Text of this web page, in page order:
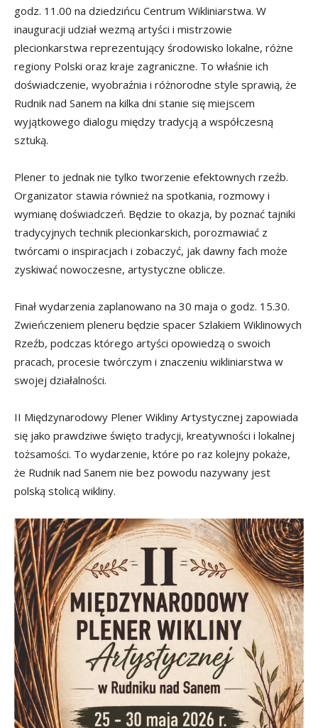
godz. 11.00 na dziedzińcu Centrum Wikliniarstwa. W
inauguracji udział wezmą artyści i mistrzowie
plecionkarstwa reprezentujący środowisko lokalne, różne
regiony Polski oraz kraje zagraniczne. To właśnie ich
doświadczenie, wyobraźnia i różnorodne style sprawią, że
Rudnik nad Sanem na kilka dni stanie się miejscem
wyjątkowego dialogu między tradycją a współczesną
sztuką.
Plener to jednak nie tylko tworzenie efektownych rzeźb.
Organizator stawia również na spotkania, rozmowy i
wymianę doświadczeń. Będzie to okazja, by poznać tajniki
tradycyjnych technik plecionkarskich, porozmawiać z
twórcami o inspiracjach i zobaczyć, jak dawny fach może
zyskiwać nowoczesne, artystyczne oblicze.
Finał wydarzenia zaplanowano na 30 maja o godz. 15.30.
Zwieńczeniem pleneru będzie spacer Szlakiem Wiklinowych
Rzeźb, podczas którego artyści opowiedzą o swoich
pracach, procesie twórczym i znaczeniu wikliniarstwa w
swojej działalności.
II Międzynarodowy Plener Wikliny Artystycznej zapowiada
się jako prawdziwe święto tradycji, kreatywności i lokalnej
tożsamości. To wydarzenie, które po raz kolejny pokaże,
że Rudnik nad Sanem nie bez powodu nazywany jest
polską stolicą wikliny.